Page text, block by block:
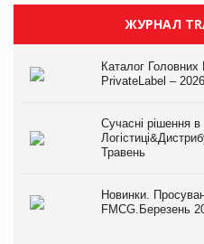
ЖУРНАЛ
Каталог Головних
PrivateLabel – 2026
Сучасні рішення в
Травень
Новинки.
FMCG.Березень